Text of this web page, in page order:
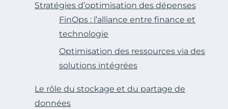
Stratégies d’optimisation des dépenses
FinOps : l’alliance entre finance et
technologie
Optimisation des ressources via des
solutions intégrées
Le rôle du stockage et du partage de
données